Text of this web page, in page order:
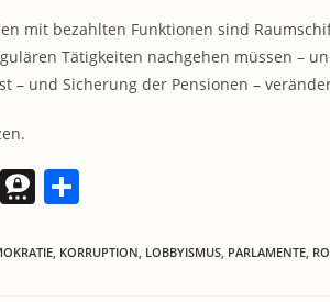
mit bezahlten Funktionen sind
Tätigkeiten nachgehen müssen –
– und Sicherung der Pensionen –
T T
re le
, KORRUPTION, LOBBYISMUS, PARLAMENTE,